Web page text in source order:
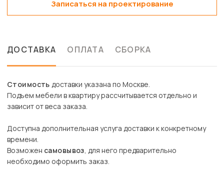
Записаться на проектирование
ДОСТАВКА ОПЛАТА СБОРКА
Стоимость доставки указана по Москве.
Подъем мебели в квартиру рассчитывается отдельно и
зависит от веса заказа.
Доступна дополнительная услуга доставки к конкретному
времени.
Возможен самовывоз, для него предварительно
необходимо оформить заказ.